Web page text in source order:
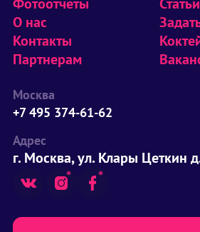
Фотоотчеты
О нас
Контакты
Партнерам
Статьи
Москва
+7 495 374-61-62
Адрес
г. Москва, ул. Клары Цеткин